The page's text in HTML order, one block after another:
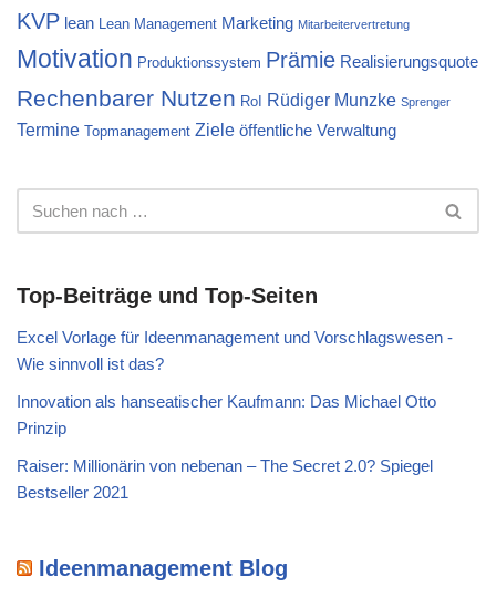
KVP lean Lean Management Marketing Mitarbeitervertretung
Motivation Produktionssystem Prämie Realisierungsquote
Rechenbarer Nutzen RoI Rüdiger Munzke Sprenger
Termine Topmanagement Ziele öffentliche Verwaltung
Top-Beiträge und Top-Seiten
Excel Vorlage für Ideenmanagement und Vorschlagswesen -
Wie sinnvoll ist das?
Innovation als hanseatischer Kaufmann: Das Michael Otto
Prinzip
Raiser: Millionärin von nebenan – The Secret 2.0? Spiegel
Bestseller 2021
Ideenmanagement Blog